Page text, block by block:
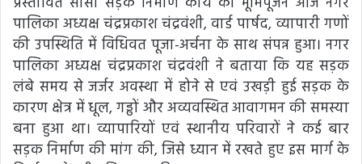
पालिका अध्यक्ष चंद्रप्रकाश चंद्रवंशी, वार्ड पार्षद, व्यापारी गणों
की उपस्थिति में विधिवत पूजा-अर्चना के साथ संपन्न हुआ। नगर
पालिका अध्यक्ष चंद्रप्रकाश चंद्रवंशी ने बताया कि यह सड़क
लंबे समय से जर्जर अवस्था में होने से एवं उखड़ी हुई सड़क के
कारण क्षेत्र में धूल, गड्ढों और अव्यवस्थित आवागमन की समस्या
बना हुआ था। व्यापारियों एवं स्थानीय परिवारों ने कई बार
सड़क निर्माण की मांग की, जिसे ध्यान में रखते हुए इस मार्ग के